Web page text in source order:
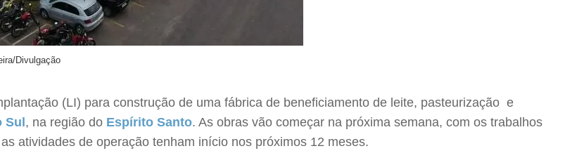
Divulgação
(LI) para construção de uma fábrica de beneficiamento de leite, pasteurização e
, na região do Espírito Santo. As obras vão começar na próxima semana, com os trabalhos
atividades de operação tenham início nos próximos 12 meses.